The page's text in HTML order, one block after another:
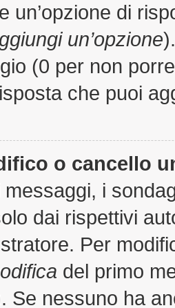
un’opzione di
un’opzione
(0 per non
che puoi
o cancello
i
dai rispettivi
Per
del primo
Se nessuno ha